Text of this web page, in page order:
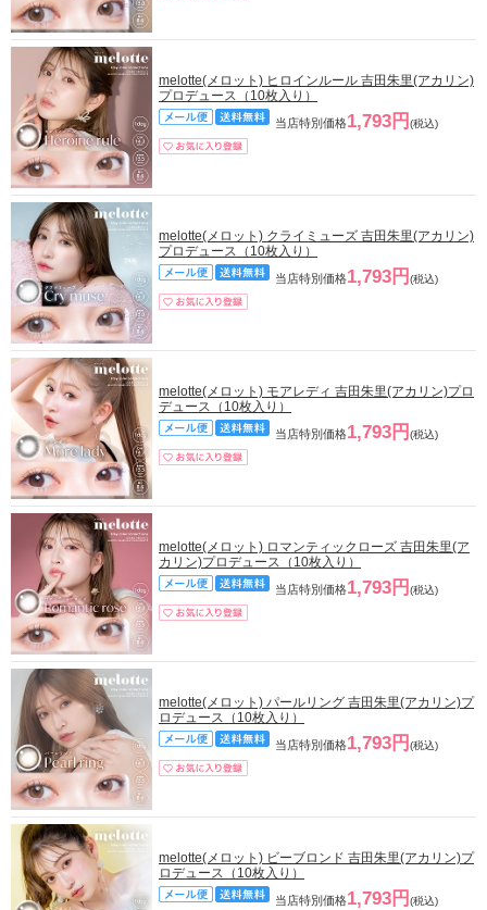
melotte(メロット) ヒロインルール 吉田朱里(アカリン)
プロデュース（10枚入り）
当店特別価格1,793円 (税込)
melotte(メロット) クライミューズ 吉田朱里(アカリン)
プロデュース（10枚入り）
当店特別価格1,793円 (税込)
melotte(メロット) モアレディ 吉田朱里(アカリン)プロ
デュース（10枚入り）
当店特別価格1,793円 (税込)
melotte(メロット) ロマンティックローズ 吉田朱里(ア
カリン)プロデュース（10枚入り）
当店特別価格1,793円 (税込)
melotte(メロット) パールリング 吉田朱里(アカリン)プ
ロデュース（10枚入り）
当店特別価格1,793円 (税込)
melotte(メロット) ビーブロンド 吉田朱里(アカリン)プ
ロデュース（10枚入り）
当店特別価格1,793円 (税込)